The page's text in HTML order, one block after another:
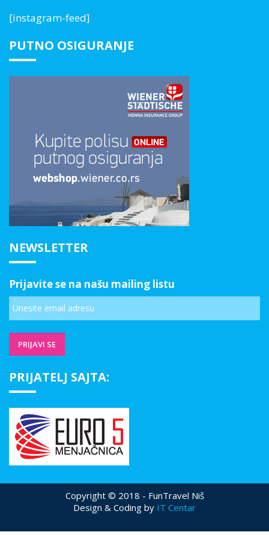
[instagram-feed]
PUTNO OSIGURANJE
NEWSLETTER
Prijavite se na našu mailing listu
PRIJATELJ SAJTA:
Copyright © 2018 - FunTravel Niš
Design & Coding by IT Centar